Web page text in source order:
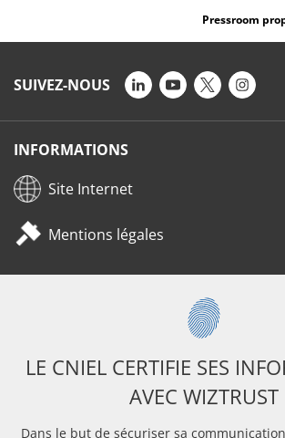
Pressroom
SUIVEZ-NOUS
INFORMATIONS
Site Internet
Mentions légales
LE CNIEL CERTIFIE SES
AVEC WIZTRUST
Dans le but de sécuriser sa